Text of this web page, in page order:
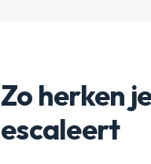
Zo herken
escaleert